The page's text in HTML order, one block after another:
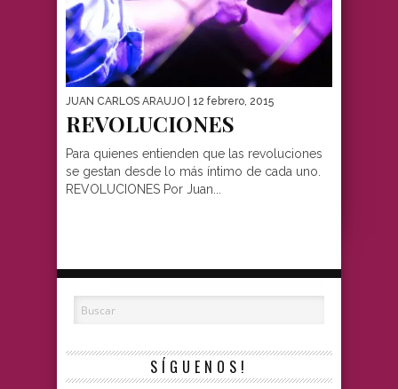
JUAN CARLOS ARAUJO | 12 febrero, 2015
REVOLUCIONES
Para quienes entienden que las revoluciones
se gestan desde lo más íntimo de cada uno.
REVOLUCIONES Por Juan...
SÍGUENOS!